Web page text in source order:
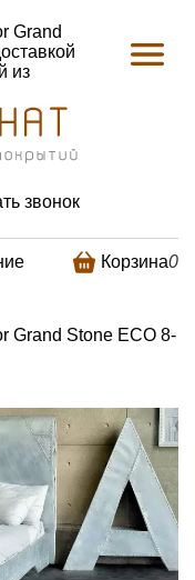
Grand
из
звонок
Корзина0
Grand Stone ECO 8-